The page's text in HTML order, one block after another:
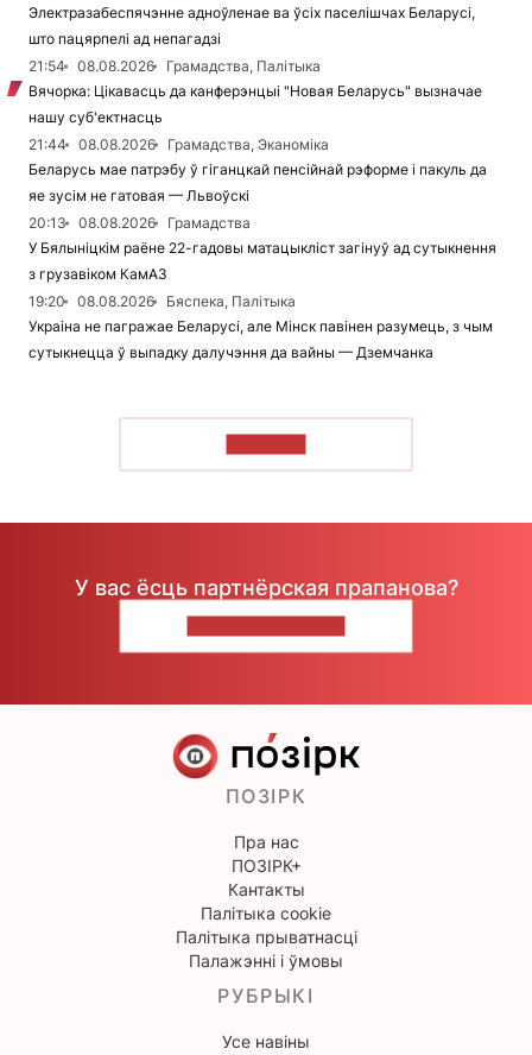
Электразабеспячэнне адноўленае ва ўсіх паселішчах Беларусі,
што пацярпелі ад непагадзі
21:54
08.08.2026
Грамадства, Палітыка
Вячорка: Цікавасць да канферэнцыі "Новая Беларусь" вызначае
нашу суб'ектнасць
21:44
08.08.2026
Грамадства, Эканоміка
Беларусь мае патрэбу ў гіганцкай пенсійнай рэформе і пакуль да
яе зусім не гатовая — Львоўскі
20:13
08.08.2026
Грамадства
У Бялыніцкім раёне 22-гадовы матацыкліст загінуў ад сутыкнення
з грузавіком КамАЗ
19:20
08.08.2026
Бяспека, Палітыка
Украіна не пагражае Беларусі, але Мінск павінен разумець, з чым
сутыкнецца ў выпадку далучэння да вайны — Дземчанка
У вас ёсць партнёрская прапанова?
ПОЗІРК
Пра нас
ПОЗІРК+
Кантакты
Палітыка cookie
Палітыка прыватнасці
Палажэнні і ўмовы
РУБРЫКІ
Усе навіны